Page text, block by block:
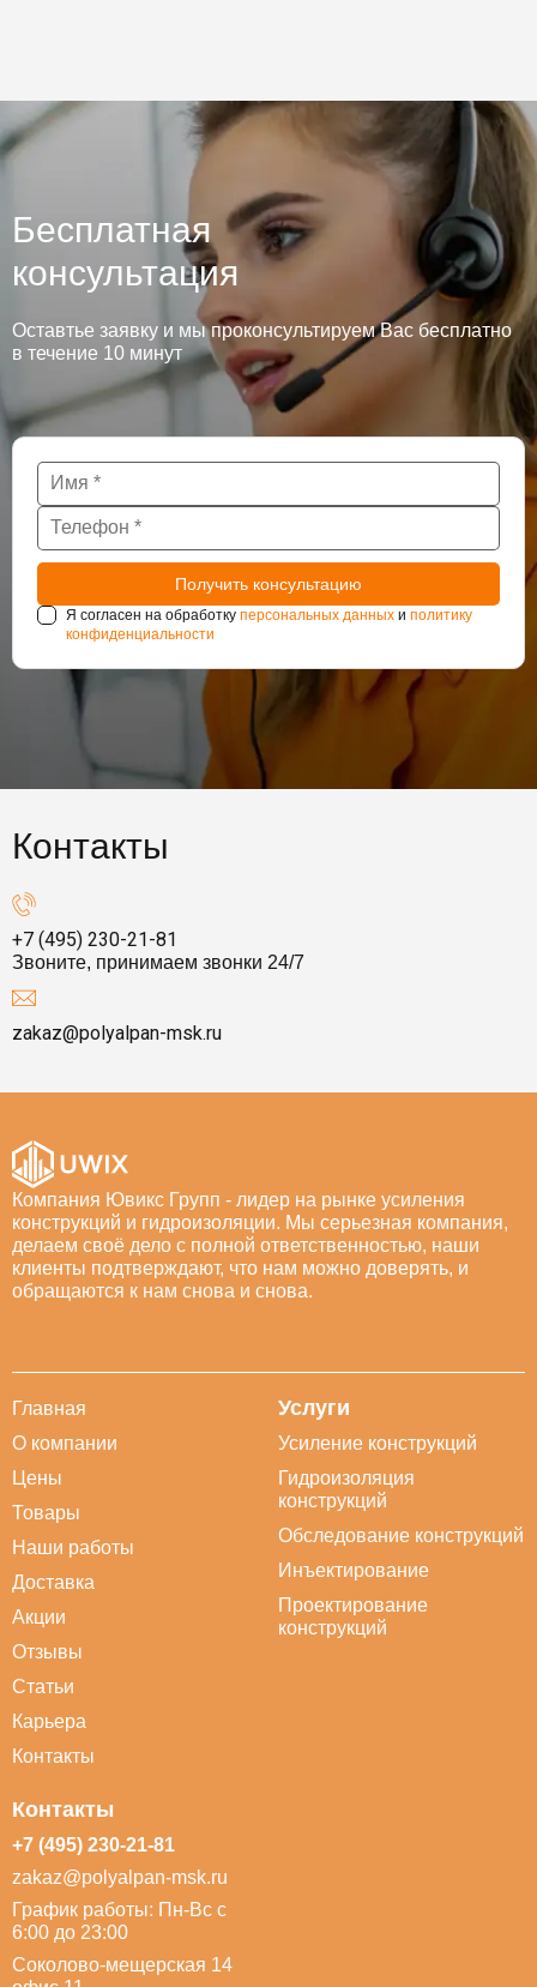
Бесплатная
консультация
Оставтье заявку и мы проконсультируем Вас бесплатно
в течение 10 минут
Я согласен на обработку персональных данных и политику
конфиденциальности
Контакты
+7 (495) 230-21-81
Звоните, принимаем звонки 24/7
zakaz@polyalpan-msk.ru
Компания Ювикс Групп - лидер на рынке усиления
конструкций и гидроизоляции. Мы серьезная компания,
делаем своё дело с полной ответственностью, наши
клиенты подтверждают, что нам можно доверять, и
обращаются к нам снова и снова.
Главная
О компании
Цены
Товары
Наши работы
Доставка
Акции
Отзывы
Статьи
Карьера
Контакты
Услуги
Усиление конструкций
Гидроизоляция
конструкций
Обследование конструкций
Инъектирование
Проектирование
конструкций
Контакты
+7 (495) 230-21-81
zakaz@polyalpan-msk.ru
График работы: Пн-Вс с
6:00 до 23:00
Соколово-мещерская 14